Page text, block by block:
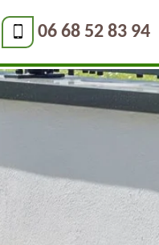
06 68 52 83 94